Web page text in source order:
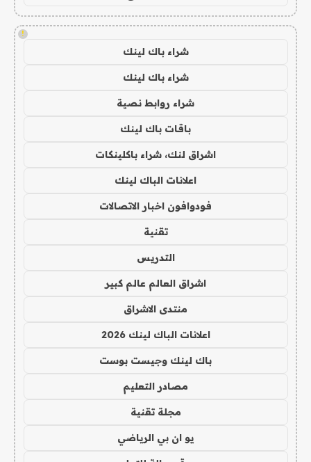
!
شراء باك لينك
شراء باك لينك
شراء روابط نصية
باقات باك لينك
اشراق لنك، شراء باكلينكات
اعلانات الباك لينك
فودوافون اخبار الاتصالات
تقنية
التدريس
اشراق العالم عالم كبير
منتدى الاشراق
اعلانات الباك لينك 2026
باك لينك وجيست بوست
مصادر التعليم
مجلة تقنية
يو ان بي الرياضي